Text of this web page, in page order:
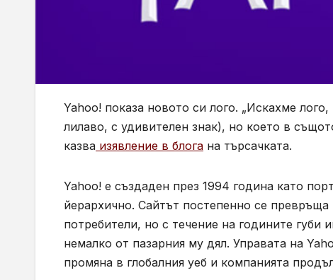
Yahoo! показа новото си лого. „Искахме
лилаво, с удивителен знак), но което в
казва изявление в блога на търсачката.
Yahoo! е създаден през 1994 година като
йерархично. Сайтът постепенно се
потребители, но с течение на годините губи
немалко от пазарния му дял. Управата на
промяна в глобалния уеб и компанията